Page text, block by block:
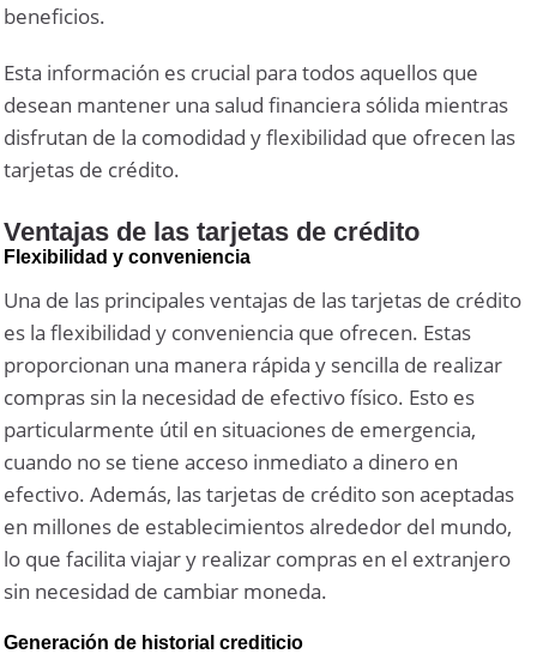
beneficios.
Esta información es crucial para todos aquellos que
desean mantener una salud financiera sólida mientras
disfrutan de la comodidad y flexibilidad que ofrecen las
tarjetas de crédito.
Ventajas de las tarjetas de crédito
Flexibilidad y conveniencia
Una de las principales ventajas de las tarjetas de crédito
es la flexibilidad y conveniencia que ofrecen. Estas
proporcionan una manera rápida y sencilla de realizar
compras sin la necesidad de efectivo físico. Esto es
particularmente útil en situaciones de emergencia,
cuando no se tiene acceso inmediato a dinero en
efectivo. Además, las tarjetas de crédito son aceptadas
en millones de establecimientos alrededor del mundo,
lo que facilita viajar y realizar compras en el extranjero
sin necesidad de cambiar moneda.
Generación de historial crediticio